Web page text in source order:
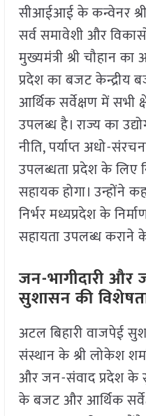
सीआईआई के कन्वेनर श्री
सर्व समावेशी और
मुख्यमंत्री श्री चौहान
प्रदेश का बजट केन्द्रीय
आर्थिक सर्वेक्षण में सभी
उपलब्ध है। राज्य का
नीति, पर्याप्त अधो-
उपलब्धता प्रदेश के
सहायक होगा। उन्होंने
निर्भर मध्यप्रदेश के
सहायता उपलब्ध कराने
जन-भागीदारी
सुशासन की
अटल बिहारी वाजपेई
संस्थान के श्री लोकेश
और जन-संवाद प्रदेश के
के बजट और आर्थिक